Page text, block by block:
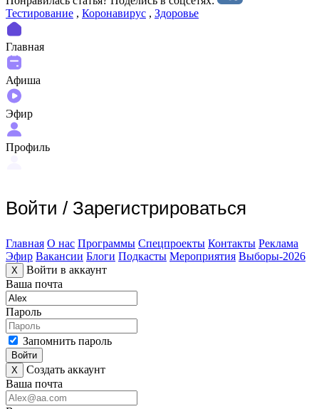
Тестирование , Коронавирус , Здоровье
Главная
Афиша
Эфир
Профиль
Войти / Зарегистрироваться
Главная О нас Программы Спецпроекты Контакты Реклама
Эфир Вакансии Блоги Подкасты Мероприятия Выборы-2026
X
Войти в аккаунт
Ваша почта
Пароль
Запомнить пароль
Войти
X
Создать аккаунт
Ваша почта